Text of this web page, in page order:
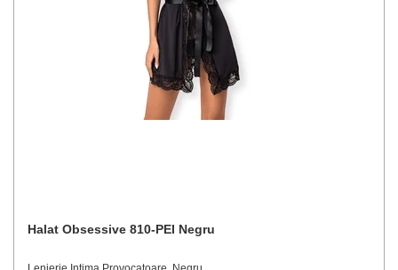
Halat Obsessive 810-PEI Negru